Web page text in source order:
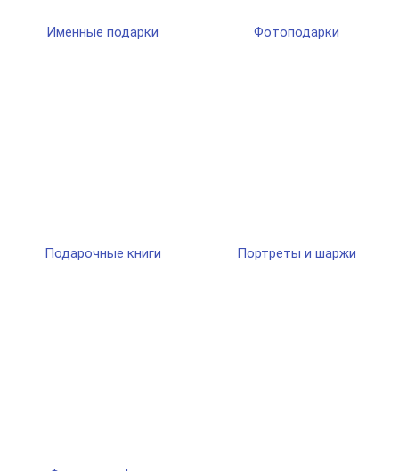
Именные подарки Фотоподарки
Подарочные книги Портреты и шаржи